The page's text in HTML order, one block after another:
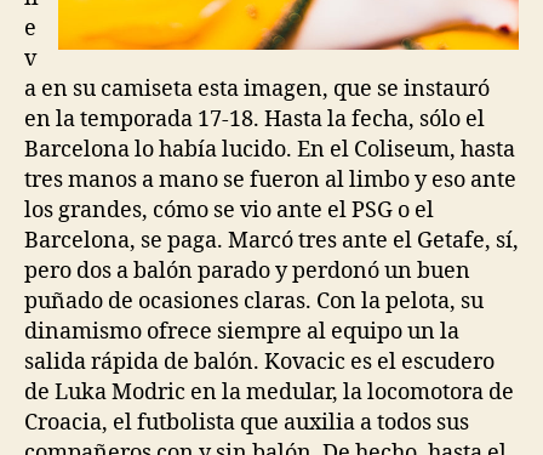
e
v
a en su camiseta esta imagen, que se instauró
en la temporada 17-18. Hasta la fecha, sólo el
Barcelona lo había lucido. En el Coliseum, hasta
tres manos a mano se fueron al limbo y eso ante
los grandes, cómo se vio ante el PSG o el
Barcelona, se paga. Marcó tres ante el Getafe, sí,
pero dos a balón parado y perdonó un buen
puñado de ocasiones claras. Con la pelota, su
dinamismo ofrece siempre al equipo un la
salida rápida de balón. Kovacic es el escudero
de Luka Modric en la medular, la locomotora de
Croacia, el futbolista que auxilia a todos sus